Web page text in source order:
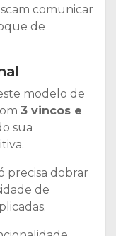
comunicar
de
modelo de
3 vincos e
sua
precisa dobrar
de